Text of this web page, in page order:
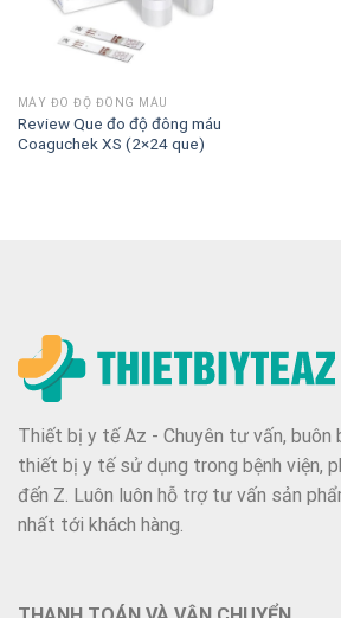
MÁY ĐO ĐỘ ĐÔNG MÁU
Review Que đo độ đông máu
Coaguchek XS (2×24 que)
Thiết bị y tế Az - Chuyên tư vấn, buôn
thiết bị y tế sử dụng trong bệnh viện,
đến Z. Luôn luôn hỗ trợ tư vấn sản
nhất tới khách hàng.